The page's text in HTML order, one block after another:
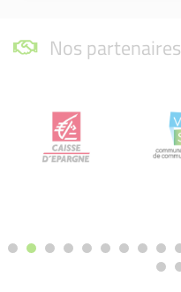
Nos partenaires